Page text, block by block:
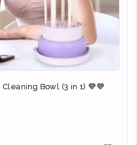
Bowl (3 in 1) 💜💜